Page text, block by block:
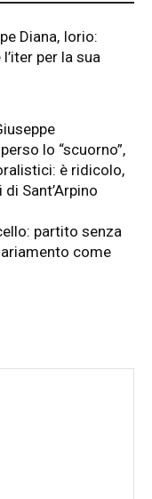
Diana, Iorio:
per la sua
lo “scuorno”,
è ridicolo,
Sant’Arpino
partito senza
come